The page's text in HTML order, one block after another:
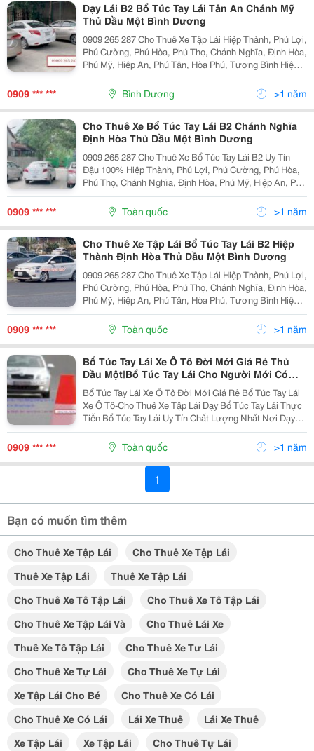
Dạy Lái B2 Bổ Túc Tay Lái Tân An Chánh Mỹ
Thủ Dầu Một Bình Dương
0909 265 287 Cho Thuê Xe Tập Lái Hiệp Thành, Phú Lợi,
Phú Cường, Phú Hòa, Phú Thọ, Chánh Nghĩa, Định Hòa,
Phú Mỹ, Hiệp An, Phú Tân, Hòa Phú, Tương Bình Hiệp,
Tân An, Chánh Mỹ Đối Tượng Cần Bổ Túc Tay Lái
Người Có Nhu Cầu Ôn Thi Thực Hành Lái...
0909 *** *** Bình Dương >1 năm
Cho Thuê Xe Bổ Túc Tay Lái B2 Chánh Nghĩa
Định Hòa Thủ Dầu Một Bình Dương
0909 265 287 Cho Thuê Xe Bổ Túc Tay Lái B2 Uy Tín
Đậu 100% Hiệp Thành, Phú Lợi, Phú Cường, Phú Hòa,
Phú Thọ, Chánh Nghĩa, Định Hòa, Phú Mỹ, Hiệp An, Phú
Tân, Hòa Phú, Tương Bình Hiệp, Tân An, Chánh Mỹ
&Ndash; Cho Thuê Xe Tập Lái Cho Tài Xế Mới...
0909 *** *** Toàn quốc >1 năm
Cho Thuê Xe Tập Lái Bổ Túc Tay Lái B2 Hiệp
Thành Định Hòa Thủ Dầu Một Bình Dương
0909 265 287 Cho Thuê Xe Tập Lái Hiệp Thành, Phú Lợi,
Phú Cường, Phú Hòa, Phú Thọ, Chánh Nghĩa, Định Hòa,
Phú Mỹ, Hiệp An, Phú Tân, Hòa Phú, Tương Bình Hiệp,
Tân An, Chánh Mỹ &Ndash; Thứ Nhất: Quý Khách Sẽ
Được Trãi Nghiệm Trên Những Dòng Xe Đời...
0909 *** *** Toàn quốc >1 năm
Bổ Túc Tay Lái Xe Ô Tô Đời Mới Giá Rẻ Thủ
Dầu Một|Bổ Túc Tay Lái Cho Người Mới Có
Bằng Đường Trường Bình Dương
Bổ Túc Tay Lái Xe Ô Tô Đời Mới Giá Rẻ Bổ Túc Tay Lái
Xe Ô Tô-Cho Thuê Xe Tập Lái Dạy Bổ Túc Tay Lái Thực
Tiễn Bổ Túc Tay Lái Uy Tín Chất Lượng Nhất Nơi Dạy
Bổ Túc Tay Lái Giá Rẻ Không Phát Sinh Ở Hiệp Thành,
Phú Lợi, Phú Cường, Phú Hòa, Phú Thọ,...
0909 *** *** Toàn quốc >1 năm
1
Bạn có muốn tìm thêm
Cho Thuê Xe Tập Lái
Cho Thuê Xe Tập Lái
Thuê Xe Tập Lái
Thuê Xe Tập Lái
Cho Thuê Xe Tô Tập Lái
Cho Thuê Xe Tô Tập Lái
Cho Thuê Xe Tập Lái Và
Cho Thuê Lái Xe
Thuê Xe Tô Tập Lái
Cho Thuê Xe Tư Lái
Cho Thuê Xe Tự Lái
Cho Thuê Xe Tự Lái
Xe Tập Lái Cho Bé
Cho Thuê Xe Có Lái
Cho Thuê Xe Có Lái
Lái Xe Thuê
Lái Xe Thuê
Xe Tập Lái
Xe Tập Lái Cho Thuê Tự Lái